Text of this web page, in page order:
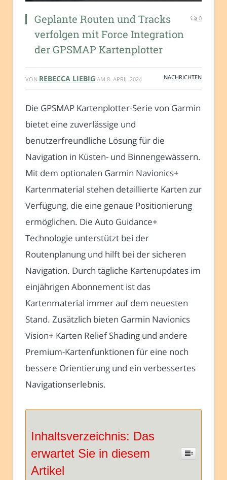
Geplante Routen und Tracks
verfolgen mit Force Integration
der GPSMAP Kartenplotter
0
VON REBECCA LIEBIG AM 8. APRIL 2024 NACHRICHTEN
Die GPSMAP Kartenplotter-Serie von Garmin
bietet eine zuverlässige und
benutzerfreundliche Lösung für die
Navigation in Küsten- und Binnengewässern.
Mit dem optionalen Garmin Navionics+
Kartenmaterial stehen detaillierte Karten zur
Verfügung, die eine genaue Positionierung
ermöglichen. Die Auto Guidance+
Technologie unterstützt bei der
Routenplanung und hilft bei der sicheren
Navigation. Durch tägliche Kartenupdates im
einjährigen Abonnement ist das
Kartenmaterial immer auf dem neuesten
Stand. Zusätzlich bieten Garmin Navionics
Vision+ Karten Relief Shading und andere
Premium-Kartenfunktionen für eine noch
bessere Orientierung und ein verbessertes
Navigationserlebnis.
Inhaltsverzeichnis: Das
erwartet Sie in diesem
Artikel